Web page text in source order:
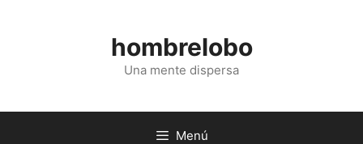
hombrelobo
Una mente dispersa
Menú